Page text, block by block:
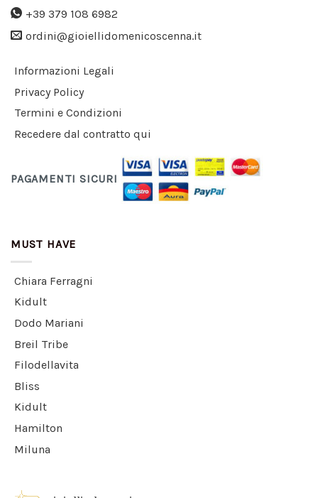
+39 379 108 6982
ordini@gioiellidomenicoscenna.it
Informazioni Legali
Privacy Policy
Termini e Condizioni
Recedere dal contratto qui
PAGAMENTI SICURI
MUST HAVE
Chiara Ferragni
Kidult
Dodo Mariani
Breil Tribe
Filodellavita
Bliss
Kidult
Hamilton
Miluna